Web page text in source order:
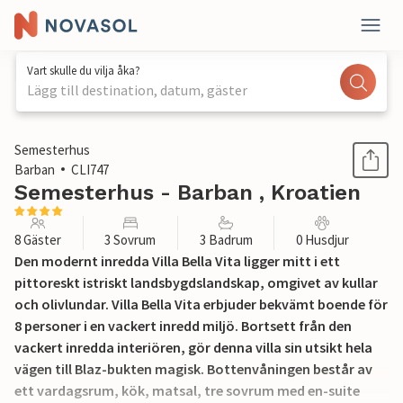
Vart skulle du vilja åka?
Lägg till destination, datum, gäster
1 / 56
Semesterhus
Barban
CLI747
Semesterhus - Barban , Kroatien
8 Gäster 3 Sovrum 3 Badrum 0 Husdjur
Den modernt inredda Villa Bella Vita ligger mitt i ett
pittoreskt istriskt landsbygdslandskap, omgivet av kullar
och olivlundar. Villa Bella Vita erbjuder bekvämt boende för
8 personer i en vackert inredd miljö. Bortsett från den
vackert inredda interiören, gör denna villa sin utsikt hela
vägen till Blaz-bukten magisk. Bottenvåningen består av
ett vardagsrum, kök, matsal, tre sovrum med en-suite